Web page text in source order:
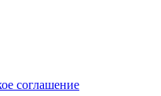
соглашение